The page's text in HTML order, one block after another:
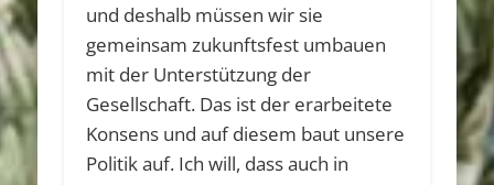
und deshalb müssen wir sie
gemeinsam zukunftsfest umbauen
mit der Unterstützung der
Gesellschaft. Das ist der erarbeitete
Konsens und auf diesem baut unsere
Politik auf. Ich will, dass auch in